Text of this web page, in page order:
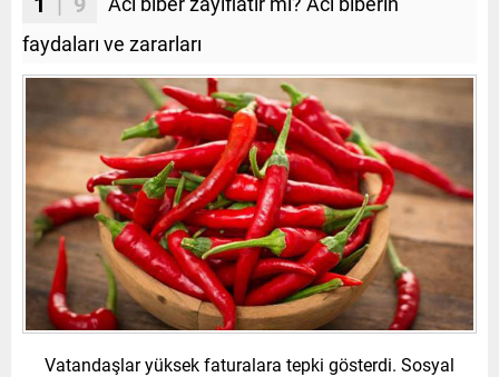
faydaları ve zararları
Vatandaşlar yüksek faturalara tepki gösterdi. Sosyal